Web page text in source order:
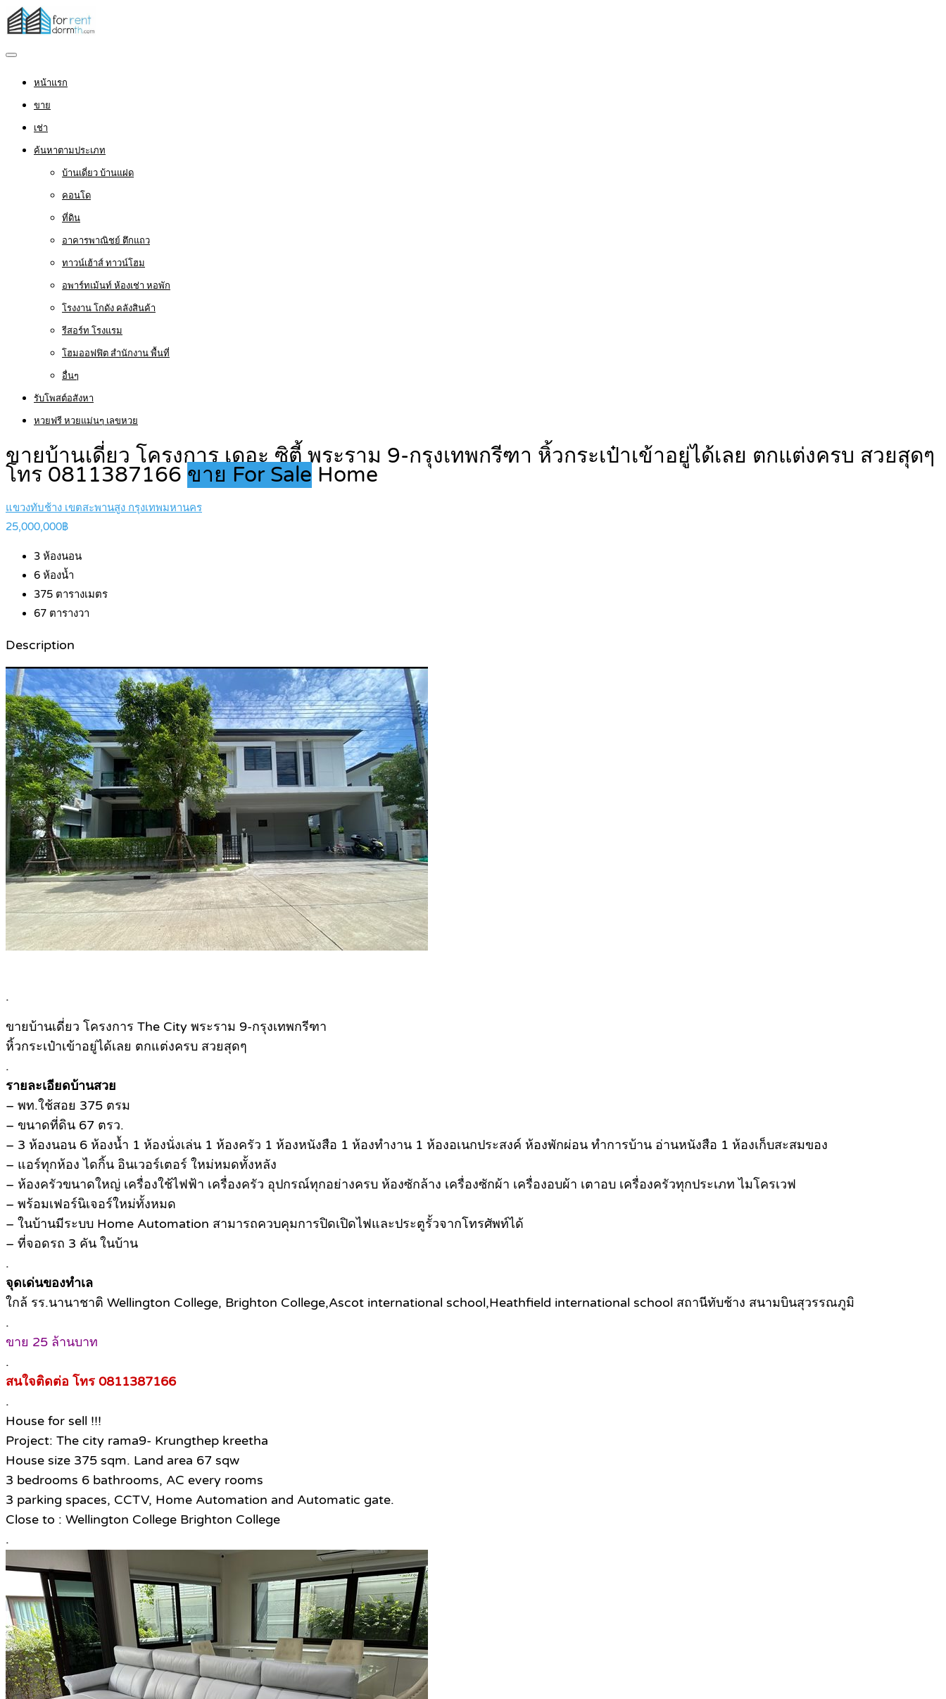
หน้าแรก
ขาย
เช่า
ค้นหาตามประเภท
บ้านเดี่ยว บ้านแฝด
คอนโด
ที่ดิน
อาคารพาณิชย์ ตึกแถว
ทาวน์เฮ้าส์ ทาวน์โฮม
อพาร์ทเม้นท์ ห้องเช่า หอพัก
โรงงาน โกดัง คลังสินค้า
รีสอร์ท โรงแรม
โฮมออฟฟิต สำนักงาน พื้นที่
อื่นๆ
รับโพสต์อสังหา
หวยฟรี หวยแม่นๆ เลขหวย
ขายบ้านเดี่ยว โครงการ เดอะ ซิตี้ พระราม 9-กรุงเทพกรีฑา หิ้วกระเป๋าเข้าอยู่ได้เลย ตกแต่งครบ สวยสุดๆ
โทร 0811387166 ขาย For Sale Home
แขวงทับช้าง เขตสะพานสูง กรุงเทพมหานคร
25,000,000฿
3 ห้องนอน
6 ห้องน้ำ
375 ตารางเมตร
67 ตารางวา
Description
.
ขายบ้านเดี่ยว โครงการ The City พระราม 9-กรุงเทพกรีฑา
หิ้วกระเป๋าเข้าอยู่ได้เลย ตกแต่งครบ สวยสุดๆ
.
รายละเอียดบ้านสวย
– พท.ใช้สอย 375 ตรม
– ขนาดที่ดิน 67 ตรว.
– 3 ห้องนอน 6 ห้องน้ำ 1 ห้องนั่งเล่น 1 ห้องครัว 1 ห้องหนังสือ 1 ห้องทำงาน 1 ห้องอเนกประสงค์ ห้องพักผ่อน ทำการบ้าน อ่านหนังสือ 1 ห้องเก็บสะสมของ
– แอร์ทุกห้อง ไดกิ้น อินเวอร์เตอร์ ใหม่หมดทั้งหลัง
– ห้องครัวขนาดใหญ่ เครื่องใช้ไฟฟ้า เครื่องครัว อุปกรณ์ทุกอย่างครบ ห้องซักล้าง เครื่องซักผ้า เครื่องอบผ้า เตาอบ เครื่องครัวทุกประเภท ไมโครเวฟ
– พร้อมเฟอร์นิเจอร์ใหม่ทั้งหมด
– ในบ้านมีระบบ Home Automation สามารถควบคุมการปิดเปิดไฟและประตูรั้วจากโทรศัพท์ได้
– ที่จอดรถ 3 คัน ในบ้าน
.
จุดเด่นของทำเล
ใกล้ รร.นานาชาติ Wellington College, Brighton College,Ascot international school,Heathfield international school สถานีทับช้าง สนามบินสุวรรณภูมิ
.
ขาย 25 ล้านบาท
.
สนใจติดต่อ โทร 0811387166
.
House for sell !!!
Project: The city rama9- Krungthep kreetha
House size 375 sqm. Land area 67 sqw
3 bedrooms 6 bathrooms, AC every rooms
3 parking spaces, CCTV, Home Automation and Automatic gate.
Close to : Wellington College Brighton College
.